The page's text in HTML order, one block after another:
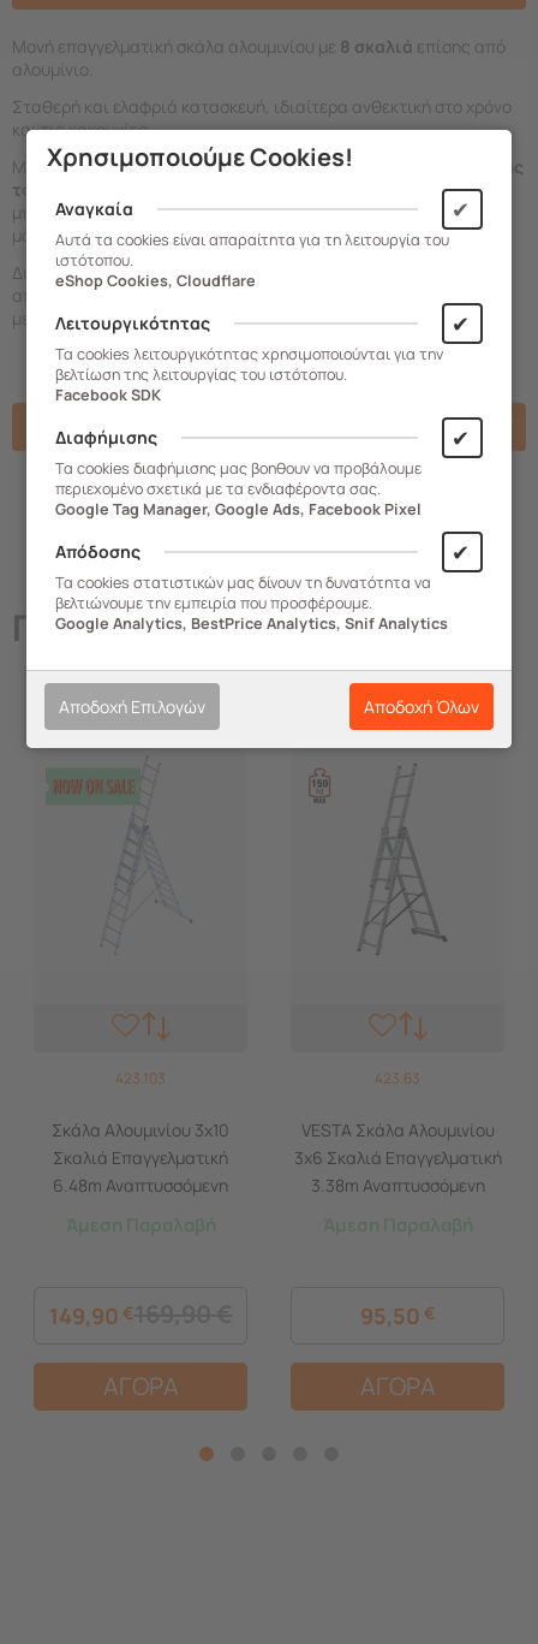
Μονή επαγγελματική σκάλα αλουμινίου με 8 σκαλιά επίσης από
αλουμίνιο.
Σταθερή και ελαφριά κατασκευή, ιδιαίτερα ανθεκτική στο χρόνο
και τις κακουχίες.
Με μέγιστη αντοχή βάρους τα 150kg και ύψος που
εκτείνεται έως
τα 226
εκατοστά είναι απαραίτητη για κάθε επαγγελματία ενώ
μπορεί να χρησιμοποιηθεί και στο σπίτι από τους επίδοξους
μάστορες.
Διαθέτει πλαστικά προστατευτικά ώστε να μην έρχεται σε
απευθείας επαφή το μέταλλο με το πάτωμα εξασφαλίζοντας
μεγαλύτερη προστασία.
Χαρακτηριστικά
ΠαρόμοιαΠροϊόντα
-12%
423.103
Σκάλα Αλουμινίου 3x10
Σκαλιά Επαγγελματική
6.48m Αναπτυσσόμενη
Τριπλή με Βάση
Άμεση Παραλαβή
149,90 €
ΑΓΟΡΑ
423.63
VESTA Σκάλα Αλουμινίου
3x6 Σκαλιά Επαγγελματική
3.38m Αναπτυσσόμενη
Τριπλή με Βάση Στήριξης
Άμεση Παραλαβή
95,50 €
ΑΓΟΡΑ
Χρησιμοποιούμε Cookies!
Αναγκαία ✔
Αυτά τα cookies είναι απαραίτητα για τη λειτουργία του
ιστότοπου.
eShop Cookies, Cloudflare
Λειτουργικότητας ✔
Τα cookies λειτουργικότητας χρησιμοποιούνται για την
βελτίωση της λειτουργίας του ιστότοπου.
Facebook SDK
Διαφήμισης ✔
Τα cookies διαφήμισης μας βοηθουν να προβάλουμε
περιεχομένο σχετικά με τα ενδιαφέροντα σας.
Google Tag Manager, Google Ads, Facebook Pixel
Απόδοσης ✔
Τα cookies στατιστικών μας δίνουν τη δυνατότητα να
βελτιώνουμε την εμπειρία που προσφέρουμε.
Google Analytics, BestPrice Analytics, Snif Analytics
Αποδοχή Επιλογών Αποδοχή Όλων